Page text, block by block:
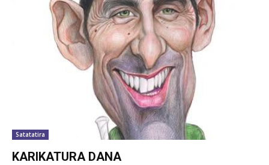
Satatatira
KARIKATURA DANA